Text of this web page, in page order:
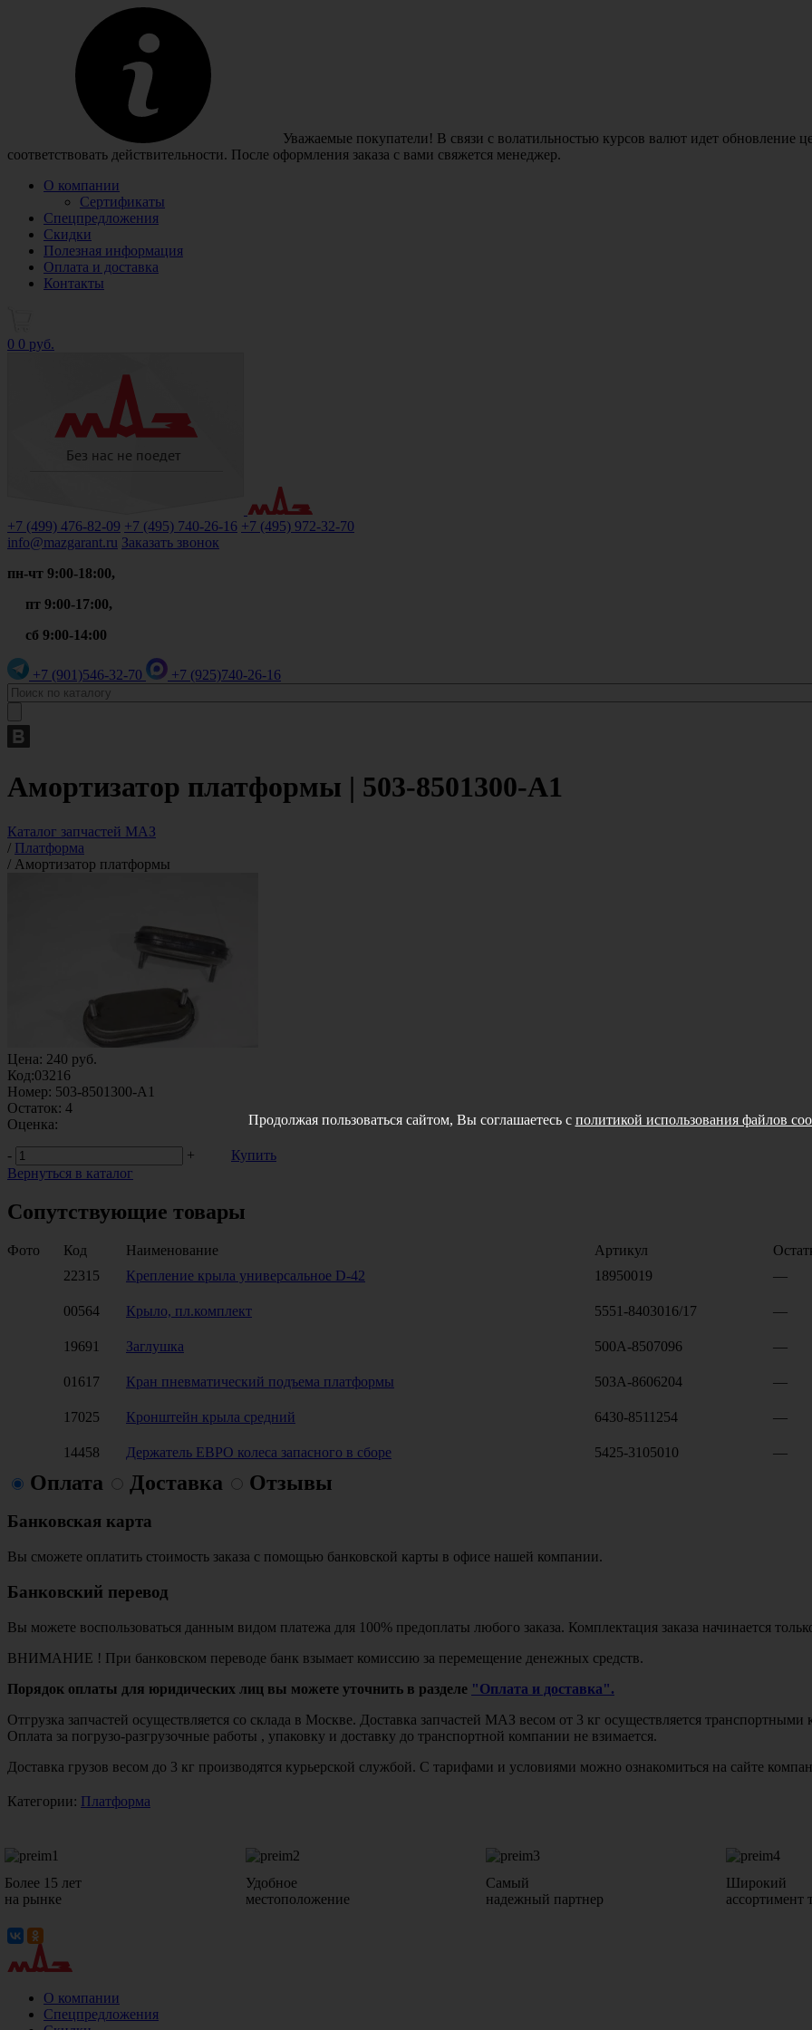
Уважаемые покупатели! В связи с волатильностью курсов валют идет обновление
соответствовать действительности. После оформления заказа с вами свяжется менеджер.
О компании
Сертификаты
Спецпредложения
Скидки
Полезная информация
Оплата и доставка
Контакты
0 0 руб.
+7 (499) 476-82-09 +7 (495) 740-26-16 +7 (495) 972-32-70
info@mazgarant.ru Заказать звонок
пн-чт 9:00-18:00,
пт 9:00-17:00,
сб 9:00-14:00
+7 (901)546-32-70 +7 (925)740-26-16
Амортизатор платформы | 503-8501300-А1
Каталог запчастей МАЗ
/ Платформа
/ Амортизатор платформы
Цена: 240 руб.
Код:03216
Номер: 503-8501300-А1
Остаток: 4
Оценка:
-
+
Купить
Вернуться в каталог
Сопутствующие товары
Фото Код Наименование Артикул
22315
Крепление крыла универсальное D-42 18950019 —
00564
Крыло, пл.комплект 5551-8403016/17 —
19691
Заглушка 500А-8507096 —
01617
Кран пневматический подъема платформы 503А-8606204 —
17025
Кронштейн крыла средний 6430-8511254 —
14458
Держатель ЕВРО колеса запасного в сборе 5425-3105010 —
Оплата Доставка Отзывы
Банковская карта
Вы сможете оплатить стоимость заказа с помощью банковской карты в офисе нашей компании.
Банковский перевод
Вы можете воспользоваться данным видом платежа для 100% предоплаты любого заказа. Комплектация заказа начинается
ВНИМАНИЕ ! При банковском переводе банк взымает комиссию за перемещение денежных средств.
Порядок оплаты для юридических лиц вы можете уточнить в разделе "Оплата и доставка".
Отгрузка запчастей осуществляется со склада в Москве. Доставка запчастей МАЗ весом от 3 кг осуществляется
Оплата за погрузо-разгрузочные работы , упаковку и доставку до транспортной компании не взимается.
Доставка грузов весом до 3 кг производятся курьерской службой. С тарифами и условиями можно ознакомиться на сайте
Категории: Платформа
Более 15 лет
на рынке
Удобное
местоположение
Самый
надежный партнер
Широкий
ассортимент
О компании
Спецпредложения
Продолжая пользоваться сайтом, Вы соглашаетесь с политикой использования файлов